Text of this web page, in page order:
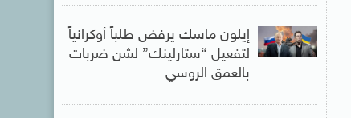
إيلون ماسك يرفض طلباً أوكرانياً
لتفعيل “ستارلينك” لشن ضربات
بالعمق الروسي